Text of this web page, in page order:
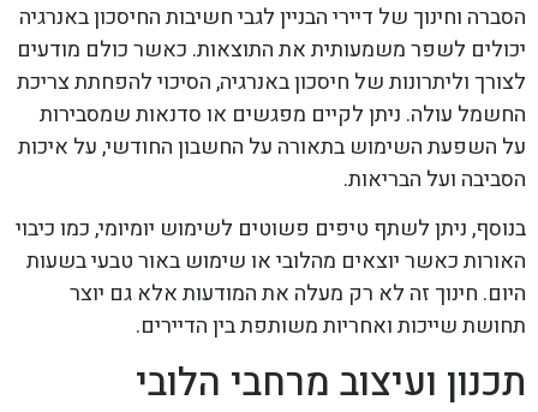
הסברה וחינוך של דיירי הבניין לגבי חשיבות החיסכון באנרגיה
יכולים לשפר משמעותית את התוצאות. כאשר כולם מודעים
לצורך וליתרונות של חיסכון באנרגיה, הסיכוי להפחתת צריכת
החשמל עולה. ניתן לקיים מפגשים או סדנאות שמסבירות
על השפעת השימוש בתאורה על החשבון החודשי, על איכות
הסביבה ועל הבריאות.
בנוסף, ניתן לשתף טיפים פשוטים לשימוש יומיומי, כמו כיבוי
האורות כאשר יוצאים מהלובי או שימוש באור טבעי בשעות
היום. חינוך זה לא רק מעלה את המודעות אלא גם יוצר
תחושת שייכות ואחריות משותפת בין הדיירים.
תכנון ועיצוב מרחבי הלובי